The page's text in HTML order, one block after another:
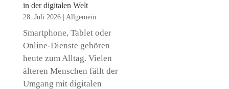
in der digitalen Welt
28. Juli 2026| Allgemein
Smartphone, Tablet oder
Online-Dienste gehören
heute zum Alltag. Vielen
älteren Menschen fällt der
Umgang mit digitalen